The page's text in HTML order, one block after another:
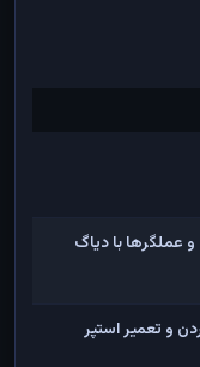
عملگرها با دیاگ
و تعمیر استپر